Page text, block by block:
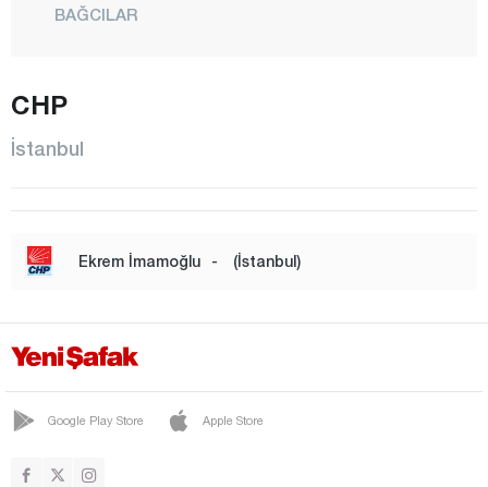
BAĞCILAR
BEYOĞLU
BÜYÜKÇEKMECE
ÇATALCA
ÇEKMEKÖY
ESENLER
CHP
İstanbul
Ekrem İmamoğlu - (İstanbul)
Google Play Store Apple Store